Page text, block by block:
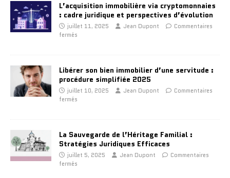
L’acquisition immobilière via cryptomonnaies
: cadre juridique et perspectives d’évolution
juillet 11, 2025 Jean Dupont
Commentaires
fermés
Libérer son bien immobilier d’une servitude :
procédure simplifiée 2025
juillet 10, 2025 Jean Dupont
Commentaires
fermés
La Sauvegarde de l’Héritage Familial :
Stratégies Juridiques Efficaces
juillet 5, 2025 Jean Dupont
Commentaires
fermés